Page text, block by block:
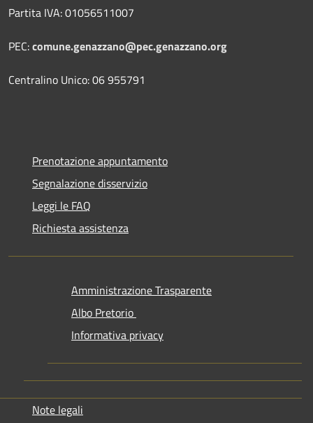
Partita IVA: 01056511007
PEC:comune.genazzano@pec.genazzano.org
Centralino Unico: 06 955791
Prenotazione appuntamento
Segnalazione disservizio
Leggi le FAQ
Richiesta assistenza
Amministrazione Trasparente
Albo Pretorio
Informativa privacy
Note legali